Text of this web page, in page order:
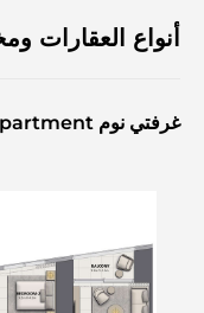
أنواع العقارات
غرفتي نوم Apartment